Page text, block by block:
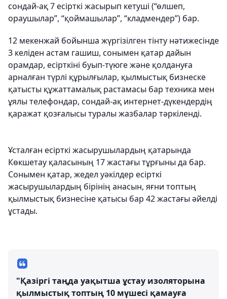
сондай-ақ 7 есірткі жасырып кетуші (“өлшеп,
ораушылар”, “қоймашылар”, “кладмендер”) бар.
12 мекенжай бойынша жүргізілген тінту нәтижесінде
3 келіден астам гашиш, сонымен қатар дайын
орамдар, есірткіні буып-түюге және қолдануға
арналған түрлі құрылғылар, қылмыстық бизнеске
қатысты құжаттамалық растамасы бар техника мен
ұялы телефондар, сондай-ақ интернет-дүкендердің
қаражат қозғалысы туралы жазбалар тәркіленді.
Ұсталған есірткі жасырушылардың қатарында
Көкшетау қаласының 17 жастағы тұрғыны да бар.
Сонымен қатар, жедел уәкілдер есірткі
жасырушылардың бірінің анасын, яғни топтың
қылмыстық бизнесіне қатысы бар 42 жастағы әйелді
ұстады.
"Қазіргі таңда уақытша ұстау изоляторына
қылмыстық топтың 10 мүшесі қамауға